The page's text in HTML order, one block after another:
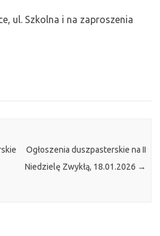
ul. Szkolna i na zaproszenia
Ogłoszenia duszpasterskie na II
Niedzielę Zwykłą, 18.01.2026 →